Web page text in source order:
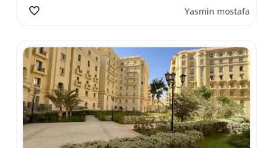
Yasmin mostafa